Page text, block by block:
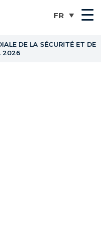
DE LA SÉCURITÉ ET DE
2026